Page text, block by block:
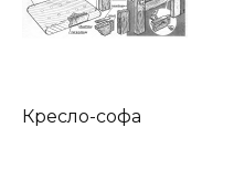
Кресло-софа